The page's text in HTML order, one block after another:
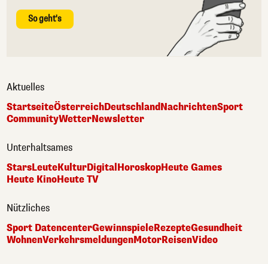
So geht's
Aktuelles
StartseiteÖsterreichDeutschlandNachrichtenSport
CommunityWetterNewsletter
Unterhaltsames
StarsLeuteKulturDigital HoroskopHeute Games
Heute KinoHeute TV
Nützliches
Sport DatencenterGewinnspieleRezepteGesundheit
WohnenVerkehrsmeldungenMotorReisenVideo